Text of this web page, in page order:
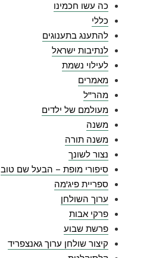
כה עשו חכמינו
כללי
להתענג בתענוגים
לנתיבות ישראל
לעילוי נשמת
מאמרים
מהר"ל
מעולמם של ילדים
משנה
משנה תורה
נצור לשונך
סיפורי מופת – הבעל שם טוב
ספריית פיג'מה
ערוך השולחן
פרקי אבות
פרשת שבוע
קיצור שולחן ערוך גאנצפריד